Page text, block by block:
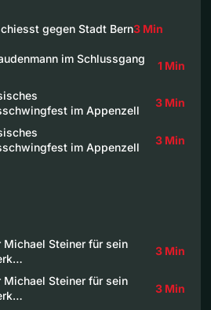
gegen Stadt Bern3 Min
im Schlussgang
1 Min
im Appenzell
3 Min
im Appenzell
3 Min
Michael Steiner für sein
3 Min
Michael Steiner für sein
3 Min